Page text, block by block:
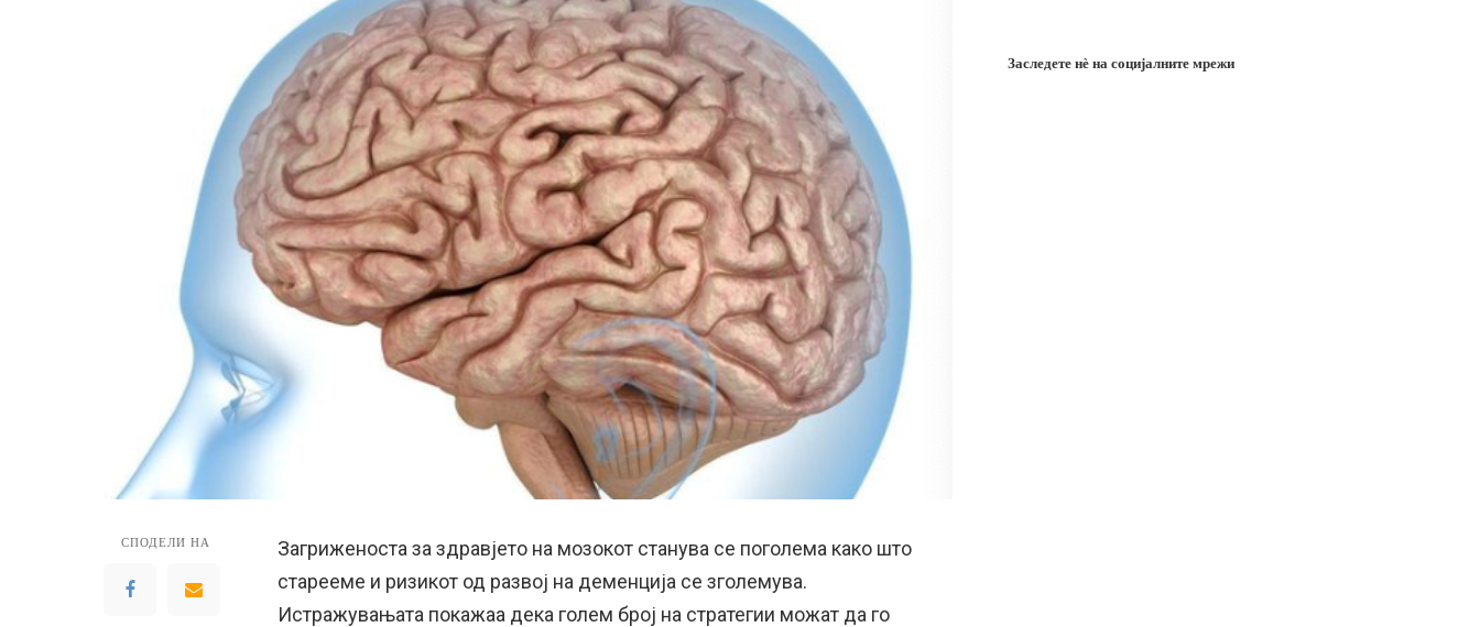
СПОДЕЛИ НА
Загриженоста за здравјето на мозокот станува се поголема како што
старееме и ризикот од развој на деменција се зголемува.
Истражувањата покажаа дека голем број на стратегии можат да го
Заследете нѐ на социјалните мрежи